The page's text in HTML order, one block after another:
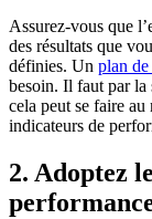
Assurez-vous que
des résultats que
définies. Un plan de
besoin. Il faut par la
cela peut se faire au
indicateurs de
2. Adoptez